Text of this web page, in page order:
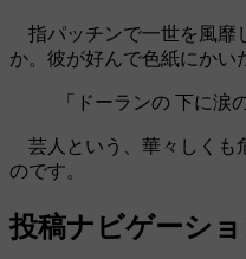
指パッチンで一世を風靡
か。彼が好んで色紙にかい
「ドーランの 下に涙
芸人という、華々しくも
のです。
投稿ナビゲーシ